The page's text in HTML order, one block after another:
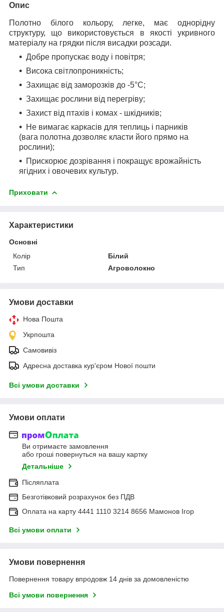
Опис
Полотно білого кольору, легке, має однорідну
структуру, що використовується в якості укривного
матеріалу на грядки після висадки розсади.
Добре пропускає воду і повітря;
Висока світлопроникність;
Захищає від заморозків до -5°С;
Захищає рослини від перегріву;
Захист від птахів і комах - шкідників;
Не вимагає каркасів для теплиць і парників
(вага полотна дозволяє класти його прямо на
рослини);
Прискорює дозрівання і покращує врожайність
ягідних і овочевих культур.
Приховати
Характеристики
Основні
Колір
Білий
Тип
Агроволокно
Умови доставки
Нова Пошта
Укрпошта
Самовивіз
Адресна доставка кур'єром Нової пошти
Всі умови доставки
Умови оплати
Ви отримаєте замовлення
або гроші повернуться на вашу картку
Детальніше
Післяплата
Безготівковий розрахунок без ПДВ
Оплата на карту 4441 1110 3214 8656 Мамонов Ігор
Всі умови оплати
Умови повернення
Повернення товару впродовж 14 днів за домовленістю
Всі умови повернення